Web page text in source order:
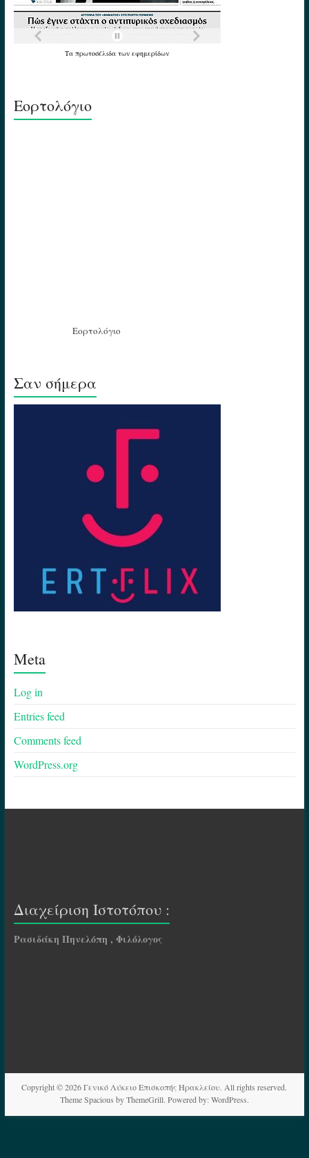
Ταπρωτοσέλιδατωνεφημερίδων
Εορτολόγιο
Εορτολόγιο
Σαν σήμερα
Meta
Log in
Entries feed
Comments feed
WordPress.org
Διαχείριση Ιστοτόπου :
Ρασιδάκη Πηνελόπη , Φιλόλογος
Copyright © 2026Γενικό Λύκειο Επισκοπής Ηρακλείου. All rights reserved.
ThemeSpacious by ThemeGrill. Powered by:WordPress.